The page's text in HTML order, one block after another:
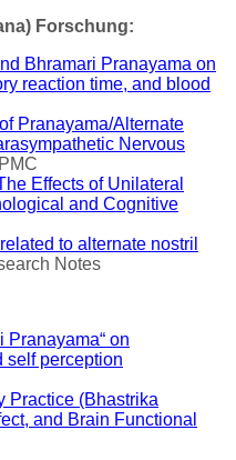
Forschung:
Bhramari Pranayama on
reaction time, and blood
Pranayama/Alternate
Nervous
Effects of Unilateral
and Cognitive
to alternate nostril
Notes
Pranayama“ on
self perception
Practice (Bhastrika
and Brain Functional